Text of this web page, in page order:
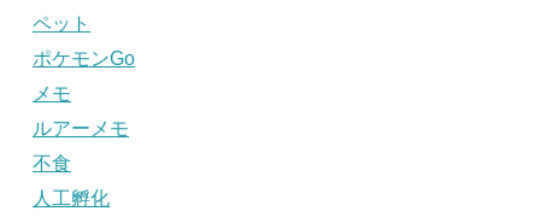
ペット
ポケモンGo
メモ
ルアーメモ
不食
人工孵化